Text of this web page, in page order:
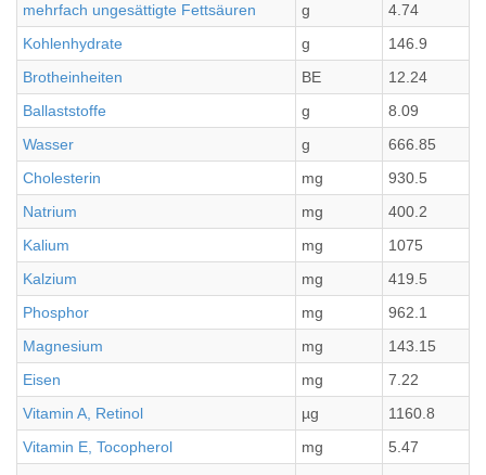
mehrfach ungesättigte Fettsäuren
g
4.74
Kohlenhydrate
g
146.9
Brotheinheiten
BE
12.24
Ballaststoffe
g
8.09
Wasser
g
666.85
Cholesterin
mg
930.5
Natrium
mg
400.2
Kalium
mg
1075
Kalzium
mg
419.5
Phosphor
mg
962.1
Magnesium
mg
143.15
Eisen
mg
7.22
Vitamin A, Retinol
µg
1160.8
Vitamin E, Tocopherol
mg
5.47